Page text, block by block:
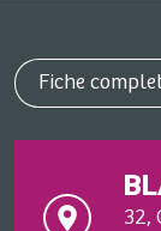
Fiche
32,